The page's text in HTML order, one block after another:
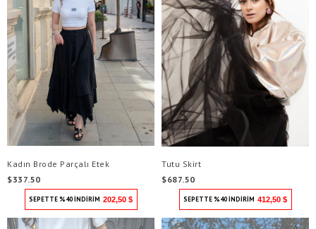
Kadın Brode Parçalı Etek
$337.50
SEPETTE %40 İNDİRİM 202,50 $
Tutu Skirt
$687.50
SEPETTE %40 İNDİRİM 412,50 $